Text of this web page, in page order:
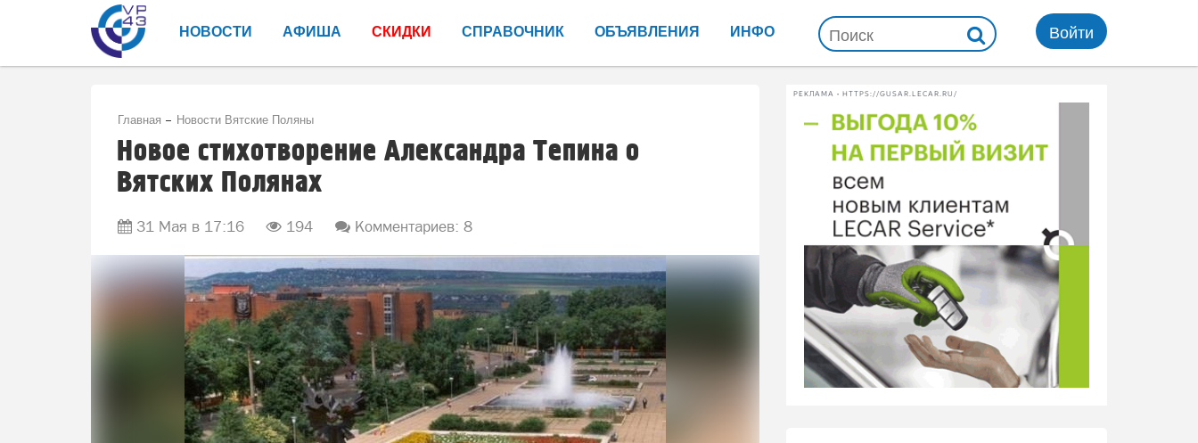
НОВОСТИ АФИША СКИДКИ СПРАВОЧНИК ОБЪЯВЛЕНИЯ ИНФО Войти
Главная Новости Вятские Поляны
Новое стихотворение Александра Тепина о
Вятских Полянах
31 Мая в 17:16 194 Комментариев: 8
РЕКЛАМА • HTTPS://GUSAR.LECAR.RU/